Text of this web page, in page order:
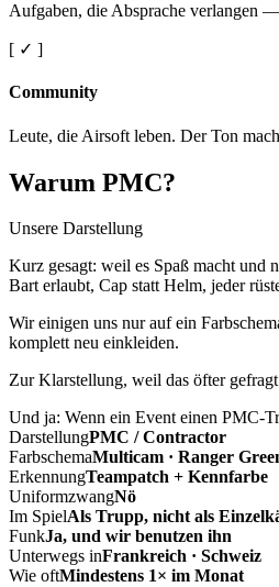
Aufgaben, die Absprache verlangen
[ ✓ ]
Community
Leute, die Airsoft leben. Der Ton
Warum PMC?
Unsere Darstellung
Kurz gesagt: weil es Spaß macht und
Bart erlaubt, Cap statt Helm, jeder
Wir einigen uns nur auf ein
komplett neu einkleiden.
Zur Klarstellung, weil das öfter
Und ja: Wenn ein Event einen PMC-
DarstellungPMC / Contractor
FarbschemaMulticam · Ranger
ErkennungTeampatch + Kennfarbe
UniformzwangNö
Im SpielAls Trupp, nicht als
FunkJa, und wir benutzen ihn
Unterwegs inFrankreich · Schweiz
Wie oftMindestens 1× im Monat